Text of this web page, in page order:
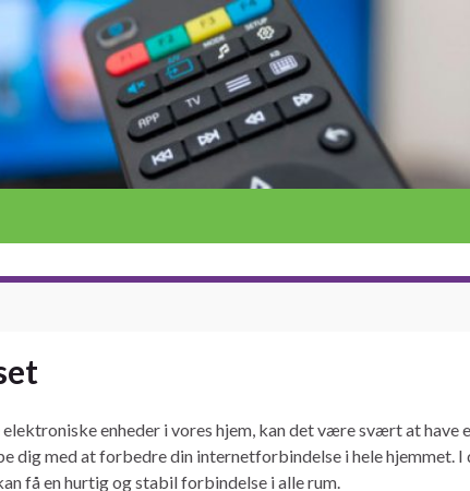
enheder i vores hjem, kan det være svært at have
med at forbedre din internetforbindelse i hele hjemmet. I
få en hurtig og stabil forbindelse i alle rum.